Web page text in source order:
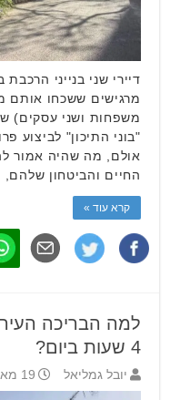
משפחות ושני עסקים)
אולם, מה שהיה אמור
החיים והביטחון
קרא עוד »
למה הבריכה
4 שעות ביום?
יובל גמליאל 19 מאי 2026 16:15